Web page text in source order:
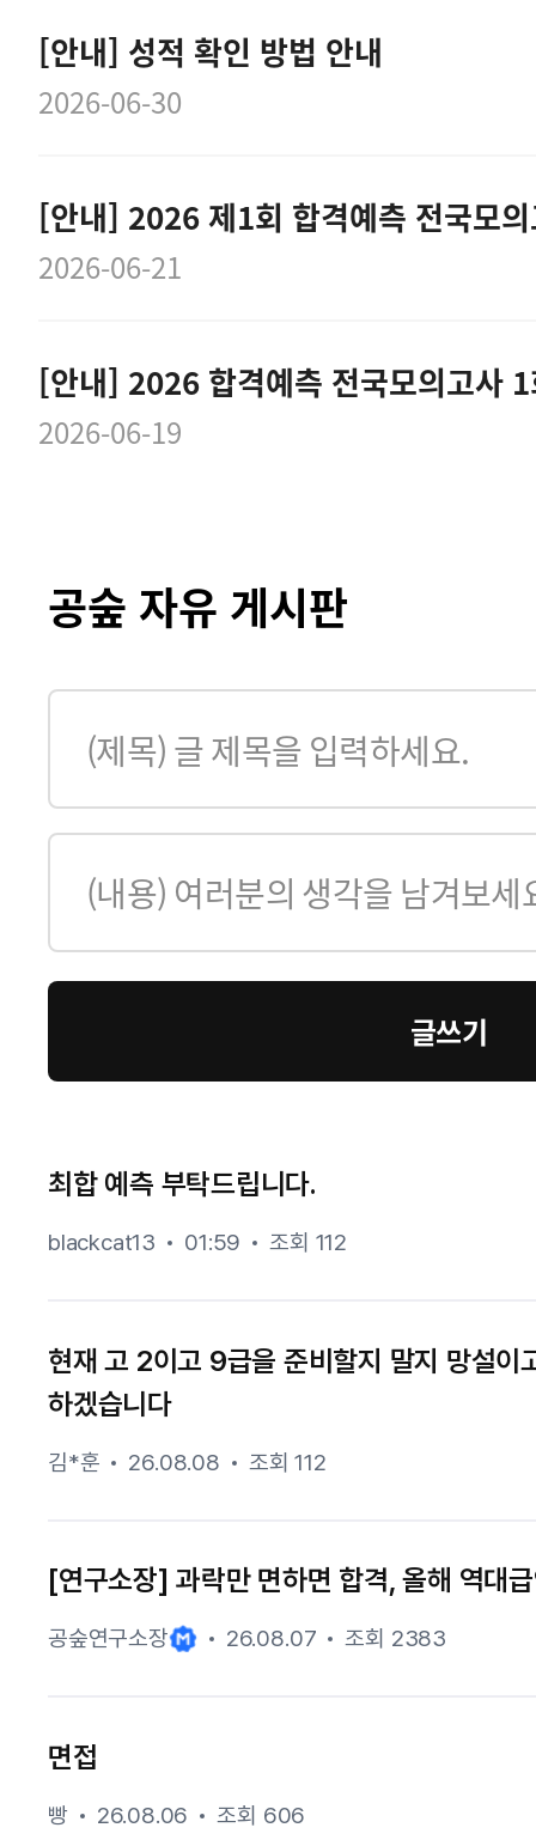
[안내] 성적 확인 방법 안내
2026-06-30
2026-06-21
[안내] 2026 합격예측 전국모의고사
2026-06-19
공숲 자유 게시판
글쓰기
최합 예측 부탁드립니다.
blackcat13 01:59 조회 112
현재 고 2이고 9급을 준비할지 말지 망설이
하겠습니다
김*훈 26.08.08 조회 112
[연구소장] 과락만 면하면 합격, 올해 역대
공숲연구소장 26.08.07 조회 2383
면접
빵 26.08.06 조회 606